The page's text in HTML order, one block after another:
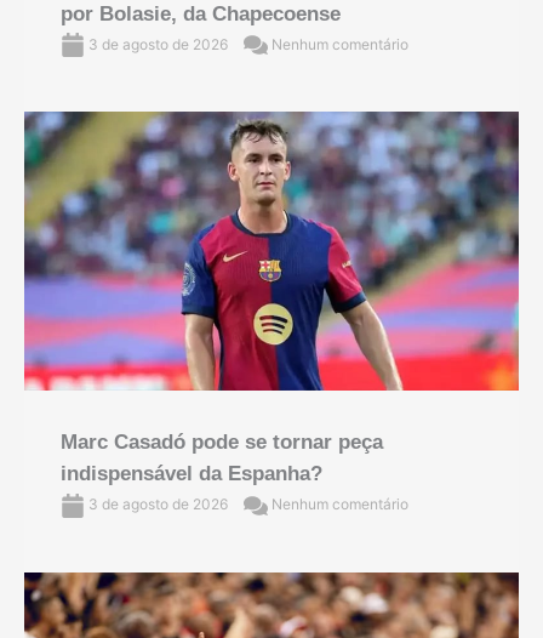
por Bolasie, da Chapecoense
3 de agosto de 2026 Nenhum comentário
Marc Casadó pode se tornar peça
indispensável da Espanha?
3 de agosto de 2026 Nenhum comentário